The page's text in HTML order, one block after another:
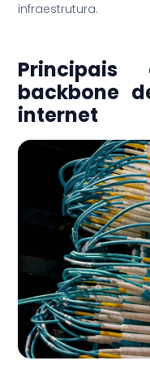
infraestrutura.
Principais
backbone
internet